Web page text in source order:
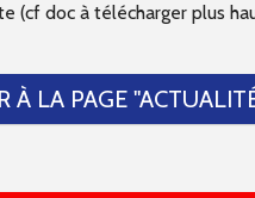
(cf doc à télécharger plus
À LA PAGE